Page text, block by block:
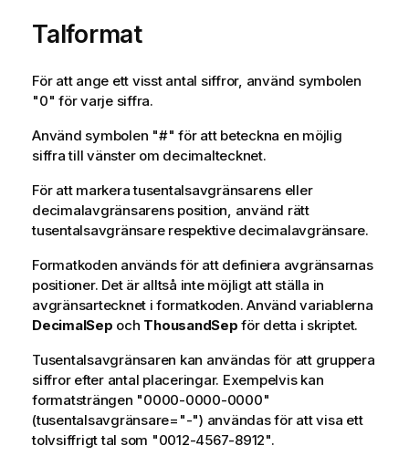
Talformat
För att ange ett visst antal siffror, använd symbolen
"0" för varje siffra.
Använd symbolen "#" för att beteckna en möjlig
siffra till vänster om decimaltecknet.
För att markera tusentalsavgränsarens eller
decimalavgränsarens position, använd rätt
tusentalsavgränsare respektive decimalavgränsare.
Formatkoden används för att definiera avgränsarnas
positioner. Det är alltså inte möjligt att ställa in
avgränsartecknet i formatkoden. Använd variablerna
DecimalSep och ThousandSep för detta i skriptet.
Tusentalsavgränsaren kan användas för att gruppera
siffror efter antal placeringar. Exempelvis kan
formatsträngen "0000-0000-0000"
(tusentalsavgränsare="-") användas för att visa ett
tolvsiffrigt tal som "0012-4567-8912".